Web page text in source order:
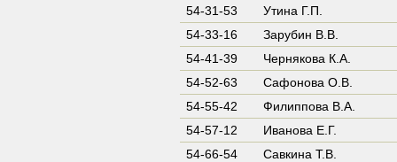
54-31-53
Утина Г.П.
54-33-16
Зарубин В.В.
54-41-39
Чернякова К.А.
54-52-63
Сафонова О.В.
54-55-42
Филиппова В.А.
54-57-12
Иванова Е.Г.
54-66-54
Cавкина Т.В.